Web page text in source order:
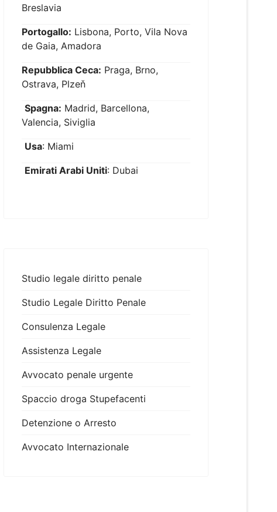
Breslavia
Portogallo: Lisbona, Porto, Vila Nova
de Gaia, Amadora
Repubblica Ceca: Praga, Brno,
Ostrava, Plzeň
Spagna: Madrid, Barcellona,
Valencia, Siviglia
Usa: Miami
Emirati Arabi Uniti: Dubai
Studio legale diritto penale
Studio Legale Diritto Penale
Consulenza Legale
Assistenza Legale
Avvocato penale urgente
Spaccio droga Stupefacenti
Detenzione o Arresto
Avvocato Internazionale